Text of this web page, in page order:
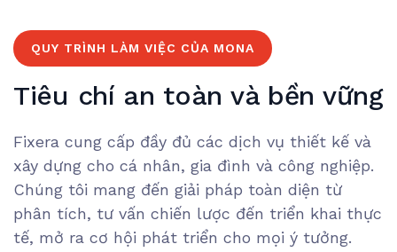
QUY TRÌNH LÀM VIỆC CỦA MONA
Tiêu chí an toàn và bền vững
Fixera cung cấp đầy đủ các dịch vụ thiết kế và
xây dựng cho cá nhân, gia đình và công nghiệp.
Chúng tôi mang đến giải pháp toàn diện từ
phân tích, tư vấn chiến lược đến triển khai thực
tế, mở ra cơ hội phát triển cho mọi ý tưởng.